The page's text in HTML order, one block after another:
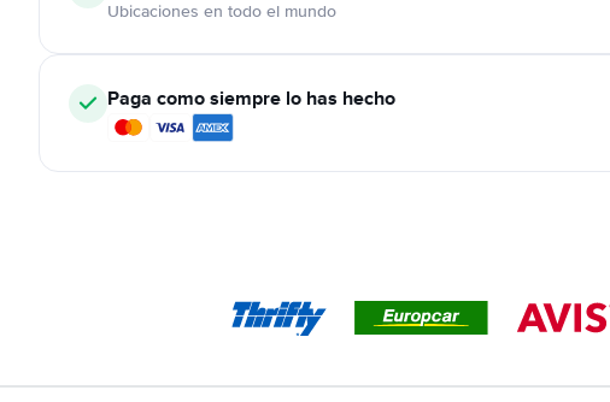
Ubicaciones en todo el mundo
Paga como siempre lo has hecho